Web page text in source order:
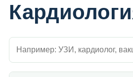
Поиск внутри прайса